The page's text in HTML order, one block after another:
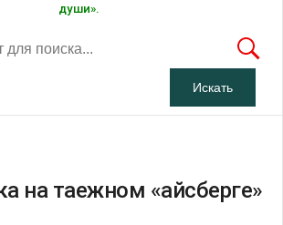
души».
на таежном «айсберге»